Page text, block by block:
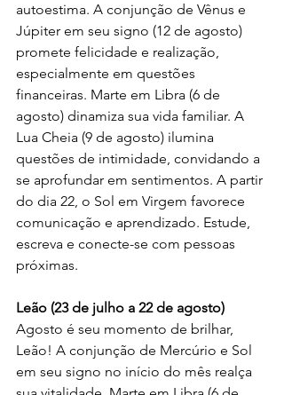
autoestima. A conjunção de Vênus e
Júpiter em seu signo (12 de agosto)
promete felicidade e realização,
especialmente em questões
financeiras. Marte em Libra (6 de
agosto) dinamiza sua vida familiar. A
Lua Cheia (9 de agosto) ilumina
questões de intimidade, convidando a
se aprofundar em sentimentos. A partir
do dia 22, o Sol em Virgem favorece
comunicação e aprendizado. Estude,
escreva e conecte-se com pessoas
próximas.
Leão (23 de julho a 22 de agosto)
Agosto é seu momento de brilhar,
Leão! A conjunção de Mercúrio e Sol
em seu signo no início do mês realça